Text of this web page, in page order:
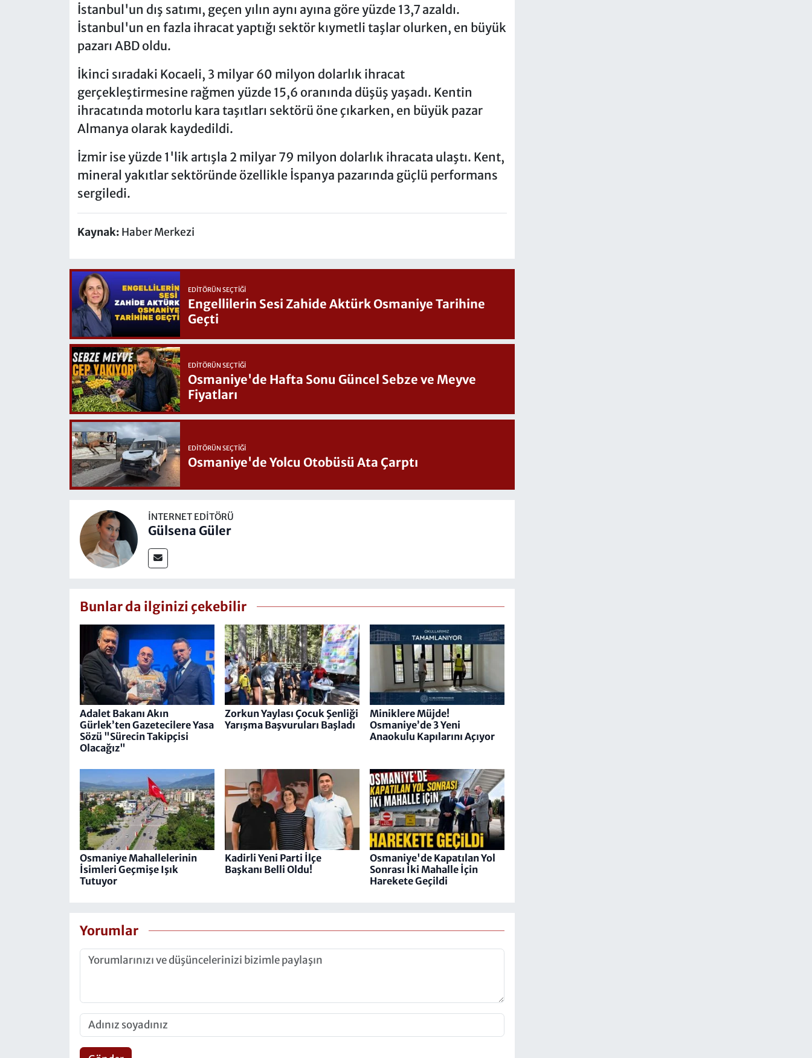
İstanbul'un dış satımı, geçen yılın aynı ayına göre yüzde 13,7 azaldı.
İstanbul'un en fazla ihracat yaptığı sektör kıymetli taşlar olurken, en büyük
pazarı ABD oldu.
İkinci sıradaki Kocaeli, 3 milyar 60 milyon dolarlık ihracat
gerçekleştirmesine rağmen yüzde 15,6 oranında düşüş yaşadı. Kentin
ihracatında motorlu kara taşıtları sektörü öne çıkarken, en büyük pazar
Almanya olarak kaydedildi.
İzmir ise yüzde 1'lik artışla 2 milyar 79 milyon dolarlık ihracata ulaştı. Kent,
mineral yakıtlar sektöründe özellikle İspanya pazarında güçlü performans
sergiledi.
Kaynak: Haber Merkezi
EDITÖRÜN SEÇTIĞI
Engellilerin Sesi Zahide Aktürk Osmaniye Tarihine
Geçti
EDITÖRÜN SEÇTIĞI
Osmaniye'de Hafta Sonu Güncel Sebze ve Meyve
Fiyatları
EDITÖRÜN SEÇTIĞI
Osmaniye'de Yolcu Otobüsü Ata Çarptı
İNTERNET EDITÖRÜ
Gülsena Güler
Bunlar da ilginizi çekebilir
Adalet Bakanı Akın
Gürlek’ten Gazetecilere Yasa
Sözü "Sürecin Takipçisi
Olacağız"
Zorkun Yaylası Çocuk Şenliği
Yarışma Başvuruları Başladı
Miniklere Müjde!
Osmaniye’de 3 Yeni
Anaokulu Kapılarını Açıyor
Osmaniye Mahallelerinin
İsimleri Geçmişe Işık
Tutuyor
Kadirli Yeni Parti İlçe
Başkanı Belli Oldu!
Osmaniye'de Kapatılan Yol
Sonrası İki Mahalle İçin
Harekete Geçildi
Yorumlar